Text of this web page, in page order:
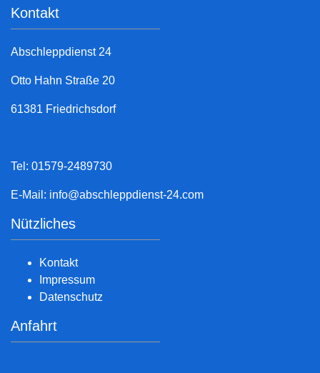
Kontakt
Abschleppdienst 24
Otto Hahn Straße 20
61381 Friedrichsdorf
Tel: 01579-2489730
E-Mail: info@abschleppdienst-24.com
Nützliches
Kontakt
Impressum
Datenschutz
Anfahrt